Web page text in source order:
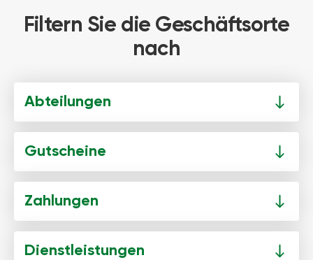
Filtern Sie die Geschäftsorte
nach
Abteilungen
Gutscheine
Zahlungen
Dienstleistungen